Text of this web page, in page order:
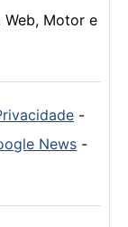
Motor e
-
News -